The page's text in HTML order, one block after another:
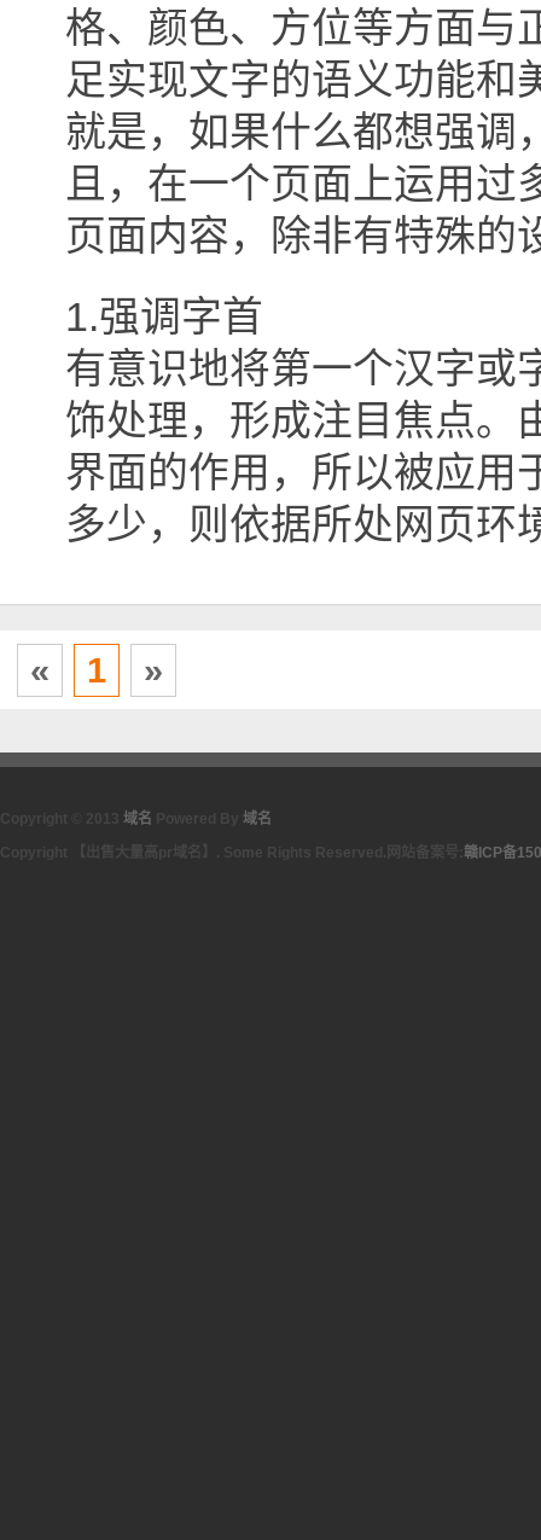
格、颜色、方位等方面与
足实现文字的语义功能和
就是，如果什么都想强调
且，在一个页面上运用
页面内容，除非有特殊的
1.强调字首
有意识地将第一个汉字或
饰处理，形成注目焦点。
界面的作用，所以被应用
多少，则依据所处网页环
« 1 »
Copyright © 2013 域名 Powered By 域名
Copyright 【出售大量高pr域名】. Some Rights Reserved.网站备案号: 赣ICP备